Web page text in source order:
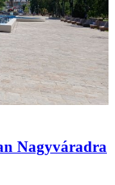
Nagyváradra